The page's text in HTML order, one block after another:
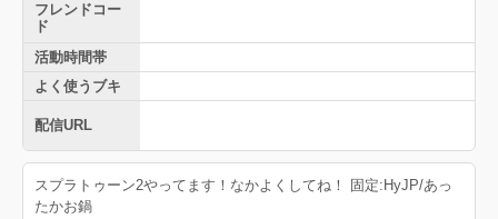
フレンドコー
ド
活動時間帯
よく使うブキ
配信URL
スプラトゥーン2やってます！なかよくしてね！ 固定:HyJP/あっ
たかお鍋